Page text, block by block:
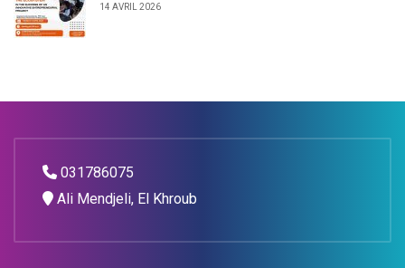
14 AVRIL 2026
031786075
Ali Mendjeli, El Khroub